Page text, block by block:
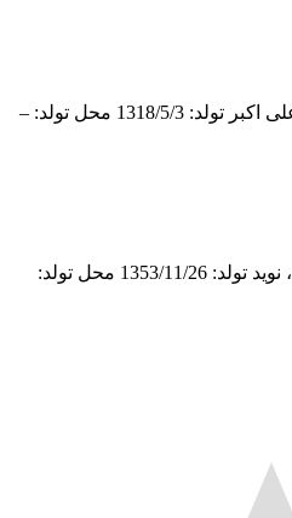
نتایج مشاهده همه نتایج هرانر، علی اکبر تولد: 1318/5/3 محل تولد: –
نتایج مشاهده همه نتایج پژوهش، نوید تولد: 1353/11/26 محل تولد: